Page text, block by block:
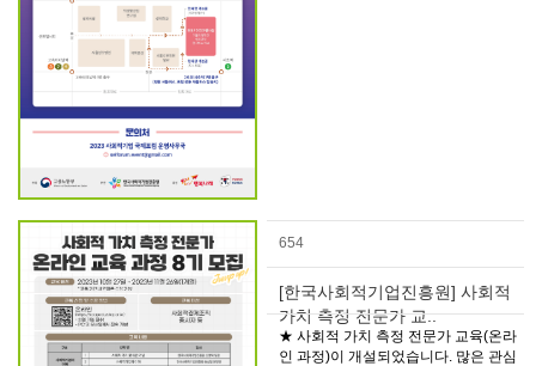
654
[한국사회적기업진흥원] 사회적
가치 측정 전문가 교..
★ 사회적 가치 측정 전문가 교육(온라
인 과정)이 개설되었습니다. 많은 관심